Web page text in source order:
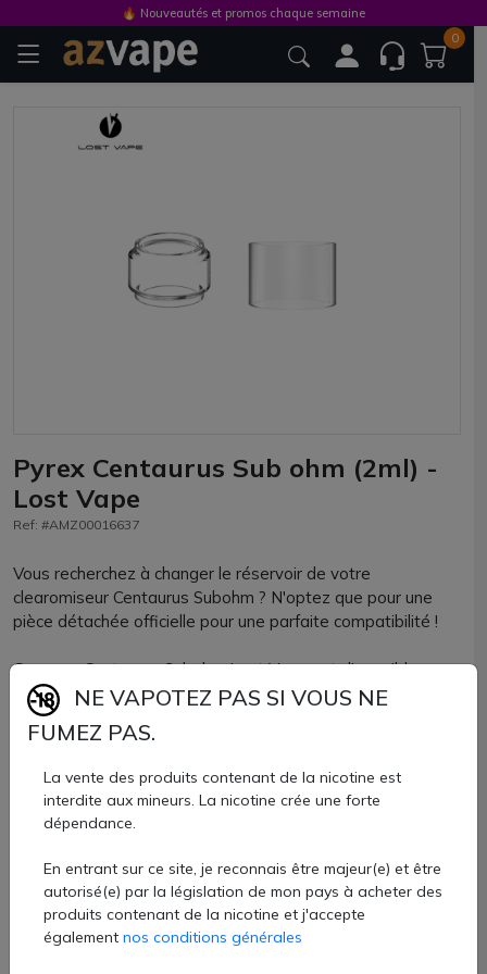
0
Pyrex Centaurus Sub ohm (2ml) -
Lost Vape
Ref: #AMZ00016637
Vous recherchez à changer le réservoir de votre
clearomiseur Centaurus Subohm ? N'optez que pour une
pièce détachée officielle pour une parfaite compatibilité !
Ce pyrex Centaurus Subohm Lost Vape est disponible avec
2 contenances en 2ml et 5ml. Le format du 2ml sera un
réservoir droit et le 5ml aura un format bulb.
clearomiseur Centaurus Subohm, également présent avec
le kit Thelema Solo.
Pyrex officiel Centaurus Lost Vape disponible à l'unité chez
AZVape LostVape.
5 €
🔥 Nouveautés et promos chaque semaine
NE VAPOTEZ PAS SI VOUS NE
FUMEZ PAS.
La vente des produits contenant de la nicotine est
interdite aux mineurs. La nicotine crée une forte
dépendance.
En entrant sur ce site, je reconnais être majeur(e) et être
autorisé(e) par la législation de mon pays à acheter des
produits contenant de la nicotine et j'accepte
également nos conditions générales